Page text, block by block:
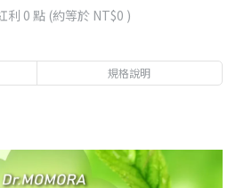
利 0 點 (約等於 NT$0 )
規格說明